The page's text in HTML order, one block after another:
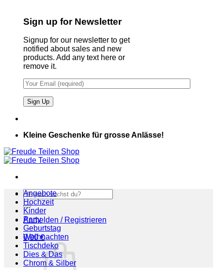
Sign up for Newsletter
Signup for our newsletter to get
notified about sales and new
products. Add any text here or
remove it.
Kleine Geschenke für grosse Anlässe!
Suchen
nach:
Anmelden / Registrieren
0,00€
Angebote
Hochzeit
Kinder
Party
Geburtstag
Weihnachten
Tischdeko
Dies & Das
Chrom & Silber